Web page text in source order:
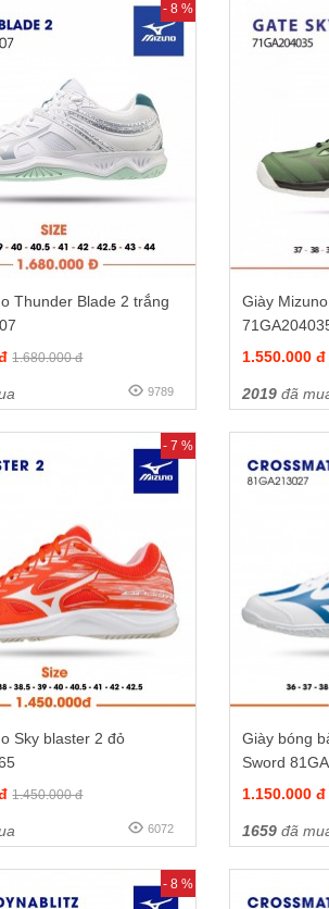
- 8 %
Thunder Blade 2 trắng
1.680.000 đ
9789
Giày
1.550.000 đ
2019đã
- 7 %
Sky blaster 2 đỏ
1.450.000 đ
6072
Giày bóng
Sword
1.150.000 đ
1659đã
- 8 %